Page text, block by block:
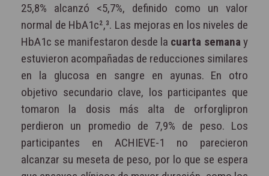
25,8% alcanzó <5,7%, definido como un valor
normal de HbA1c²,³. Las mejoras en los niveles de
HbA1c se manifestaron desde la cuarta semanay
estuvieron acompañadas de reducciones similares
en la glucosa en sangre en ayunas. En otro
objetivo secundario clave, los participantes que
tomaron la dosis más alta de orforglipron
perdieron un promedio de 7,9% de peso. Los
participantes en ACHIEVE-1 no parecieron
alcanzar su meseta de peso, por lo que se espera